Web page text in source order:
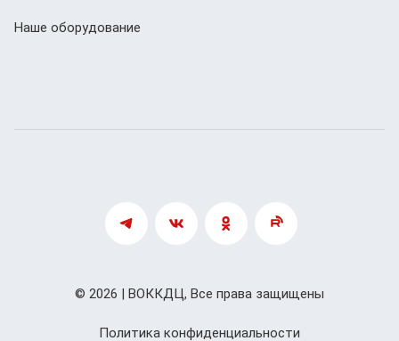
Наше оборудование
Политика конфиденциальности
© 2026 | ВОККДЦ, Все права защищены